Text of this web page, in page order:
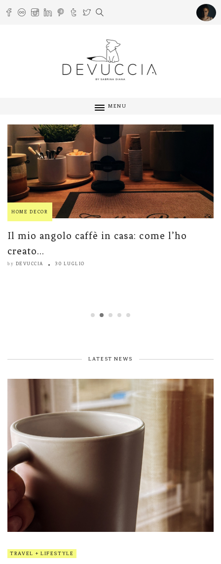
MENU
HOME DECOR
Il mio angolo caffè in casa: come l’ho
creato...
by DEVUCCIA 30 LUGLIO
LATEST NEWS
TRAVEL + LIFESTYLE